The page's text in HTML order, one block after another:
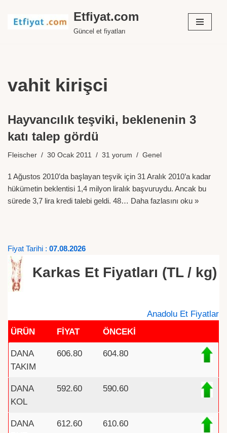
İçeriğe
Etfiyat.com
Güncel et fiyatları
vahit kirişci
Hayvancılık teşviki, beklenenin 3
katı talep gördü
Fleischer 30 Ocak 2011 31 yorum Genel
1 Ağustos 2010’da başlayan teşvik için 31 Aralık 2010’a kadar
hükümetin beklentisi 1,4 milyon liralık başvuruydu. Ancak bu
sürede 3,7 lira kredi talebi geldi. 48… Daha fazlasını oku »
Fiyat Tarihi : 07.08.2026
Karkas Et Fiyatları (TL / kg)
Anadolu Et Fiyatlar
ÜRÜN
FİYAT ÖNCEKİ
DANA
TAKIM
606.80 604.80
DANA
KOL
592.60 590.60
DANA
612.60 610.60